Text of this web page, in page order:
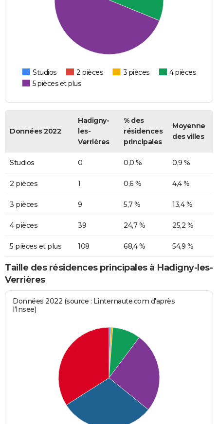
Studios 2 pièces 3 pièces
4 pièces
5 pièces et plus
Données 2022
Hadigny-
les-
Verrières
% des
résidences
principales
Moyenne
des villes
Studios 0 0,0 % 0,9 %
2 pièces 1 0,6 % 4,4 %
3 pièces 9 5,7 % 13,4 %
4 pièces 39 24,7 % 25,2 %
5 pièces et plus 108 68,4 % 54,9 %
Taille des résidences principales à Hadigny-les-
Verrières
Données 2022 (source : Linternaute.com d'après
l'Insee)